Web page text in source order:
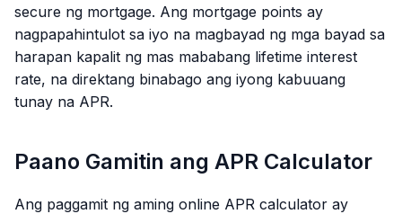
secure ng mortgage. Ang mortgage points ay
nagpapahintulot sa iyo na magbayad ng mga bayad sa
harapan kapalit ng mas mababang lifetime interest
rate, na direktang binabago ang iyong kabuuang
tunay na APR.
Paano Gamitin ang APR Calculator
Ang paggamit ng aming online APR calculator ay